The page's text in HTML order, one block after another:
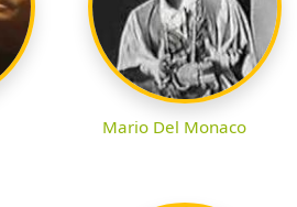
Mario Del Monaco